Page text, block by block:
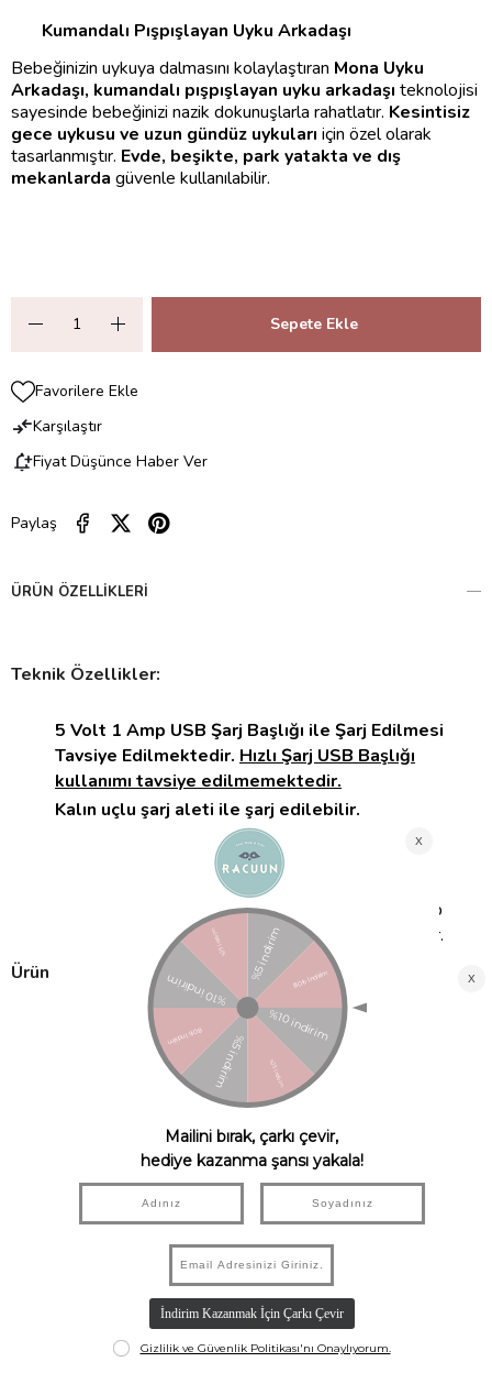
Kumandalı Pışpışlayan Uyku Arkadaşı
Bebeğinizin uykuya dalmasını kolaylaştıran Mona Uyku
Arkadaşı, kumandalı pışpışlayan uyku arkadaşı teknolojisi
sayesinde bebeğinizi nazik dokunuşlarla rahatlatır. Kesintisiz
gece uykusu ve uzun gündüz uykuları için özel olarak
tasarlanmıştır. Evde, beşikte, park yatakta ve dış
mekanlarda güvenle kullanılabilir.
Favorilere Ekle
Karşılaştır
Fiyat Düşünce Haber Ver
Paylaş
ÜRÜN ÖZELLIKLERI
Teknik Özellikler:
5 Volt 1 Amp USB Şarj Başlığı ile Şarj Edilmesi
Tavsiye Edilmektedir. Hızlı Şarj USB Başlığı
kullanımı tavsiye edilmemektedir.
Kalın uçlu şarj aleti ile şarj edilebilir.
Lityum polimer batarya içerir, uzun ömürlü
Motor çalışma düzeni:En hızlı seviyeden başlayıp
20 dakika içinde hızın yavaşladığı bir sistemle çalışır.
Ürün Kumaş Özellikleri:
Pelüş ve Welsoft kumaşlardan üretilmiştir,
bebeğinizin hassas cildine uygundur.
Polyester dikiş ipliği kullanılmıştır, dayanıklıdır
ve yıkamaya uygundur.
Dolgu malzemesi olarak silikonlu boncuk
kullanılmıştır, yumuşak ve konforludur.
Özel dikiş teknolojisi sayesinde içerisindeki
elyaf yıkama sırasında dağılmaz.
CE standartlarına uygundur ve EN71 Avrupa
oyuncak güvenlik testlerinden geçmiştir.
Kanserojen AZO boyası içermez, tamamen
güvenlidir.